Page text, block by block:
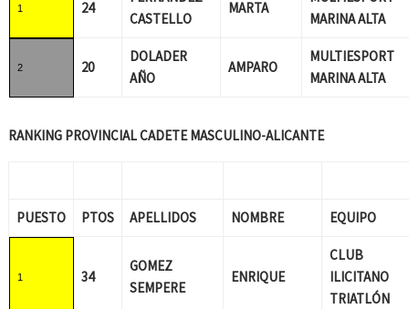
1 24
CASTELLO
MARTA
MARINA ALTA
2 20
DOLADER
AÑO
AMPARO
MULTIESPORT
MARINA ALTA
RANKING PROVINCIAL CADETE MASCULINO-ALICANTE
PUESTO PTOS APELLIDOS NOMBRE EQUIPO
1 34
GOMEZ
SEMPERE
ENRIQUE
CLUB
ILICITANO
TRIATLÓN